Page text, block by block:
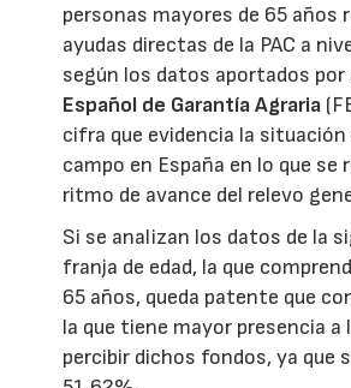
personas mayores de 65 años
ayudas directas de la PAC a
según los datos aportados por
Español de Garantía Agraria
cifra que evidencia la situación
campo en España en lo que se
ritmo de avance del relevo
Si se analizan los datos de la
franja de edad, la que
65 años, queda patente que
la que tiene mayor presencia a
percibir dichos fondos, ya que